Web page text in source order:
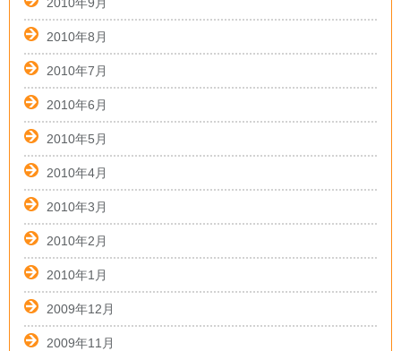
2010年8月
2010年7月
2010年6月
2010年5月
2010年4月
2010年3月
2010年2月
2010年1月
2009年12月
2009年11月